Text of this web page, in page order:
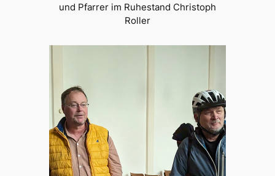
und Pfarrer im Ruhestand Christoph
Roller